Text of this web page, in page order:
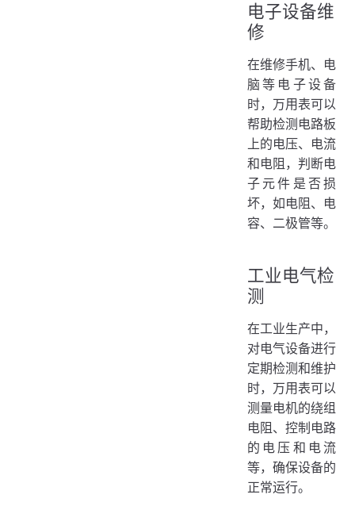
电子设备维
修
在维修手机、电
脑等电子设备
时，万用表可以
帮助检测电路板
上的电压、电流
和电阻，判断电
子元件是否损
坏，如电阻、电
容、二极管等。
工业电气检
测
在工业生产中，
对电气设备进行
定期检测和维护
时，万用表可以
测量电机的绕组
电阻、控制电路
的电压和电流
等，确保设备的
正常运行。